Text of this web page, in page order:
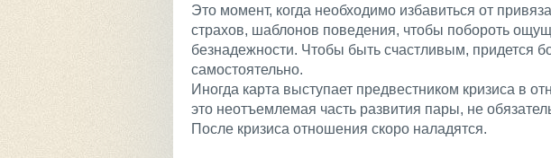
Это момент, когда необходимо избавиться от
страхов, шаблонов поведения, чтобы побороть
безнадежности. Чтобы быть счастливым, придется
самостоятельно.
Иногда карта выступает предвестником кризиса в
это неотъемлемая часть развития пары, не
После кризиса отношения скоро наладятся.